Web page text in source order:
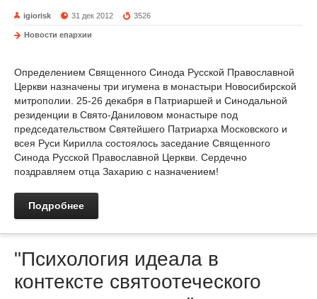
igiorisk 31 дек 2012 3526
Новости епархии
Определением Священного Синода Русской Православной
Церкви назначены три игумена в монастыри Новосибирской
митрополии. 25-26 декабря в Патриаршей и Синодальной
резиденции в Свято-Даниловом монастыре под
председательством Святейшего Патриарха Московского и
всея Руси Кирилла состоялось заседание Священного
Синода Русской Православной Церкви. Сердечно
поздравляем отца Захарию с назначением!
Подробнее
"Психология идеала в
контексте святоотеческого